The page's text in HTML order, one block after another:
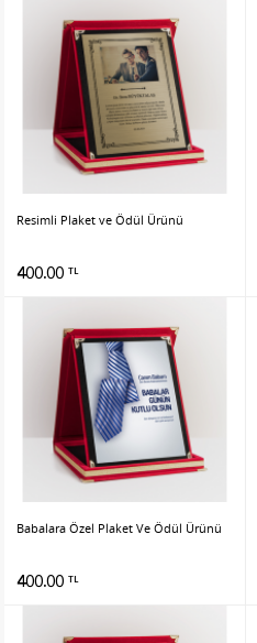
Resimli Plaket ve Ödül Ürünü
400.00 TL
Babalara Özel Plaket Ve Ödül Ürünü
400.00 TL